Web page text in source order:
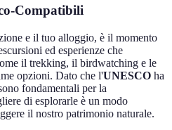
Compatibili
e il tuo alloggio, è il momento
ed esperienze che
il trekking, il birdwatching e le
opzioni. Dato che l'UNESCO ha
fondamentali per la
di esplorarle è un modo
il nostro patrimonio naturale.